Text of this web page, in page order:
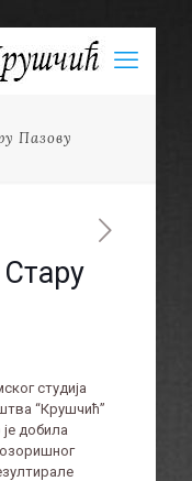
Пазову
Стару
студија
“Крушчић”
добила